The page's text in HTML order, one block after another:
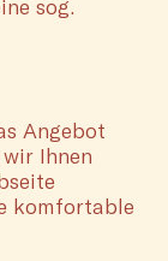
sog.
Angebot
Ihnen
komfortable